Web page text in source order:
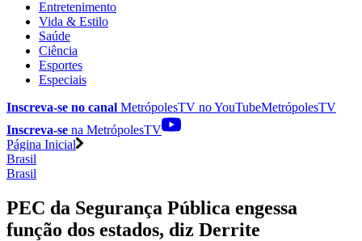
Entretenimento
Vida & Estilo
Saúde
Ciência
Esportes
Especiais
Inscreva-se no canal MetrópolesTV noYouTubeMetrópolesTV
Inscreva-se na MetrópolesTV
Página Inicial
Brasil
Brasil
PEC da Segurança Pública engessa
função dos estados, diz Derrite